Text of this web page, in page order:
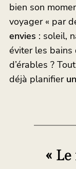
bien son
voyager « par
envies : soleil,
éviter les bains
d’érables ?
déjà planifier
«